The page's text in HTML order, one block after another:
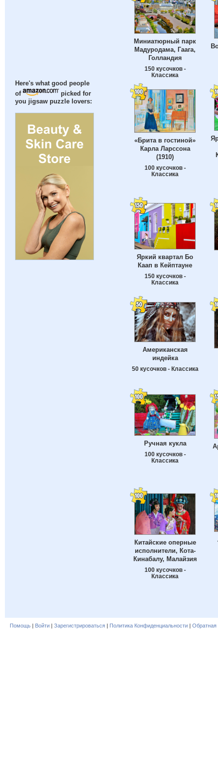
Here's what good people
of
picked for
you jigsaw puzzle lovers:
Миниатюрный парк
Мадуродама, Гаага,
Голландия
150 кусочков -
Классика
«Брита в гостиной»
Карла Ларссона
(1910)
100 кусочков -
Классика
Яркий квартал Бо
Каап в Кейптауне
150 кусочков -
Классика
Американская
индейка
50 кусочков - Классика
Ручная кукла
100 кусочков -
Классика
Китайские оперные
исполнители, Кота-
Кинабалу, Малайзия
100 кусочков -
Классика
Помощь | Войти | Зарегистрироваться | Политика Конфиденциальности | Обратная